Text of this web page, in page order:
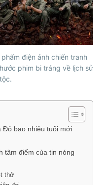
phẩm điện ảnh chiến tranh
phim bi tráng về lịch sử
Đỏ bao nhiêu tuổi mới
tâm điểm của tin nóng
thở